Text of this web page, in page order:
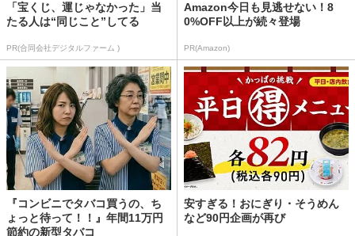
「宝くじ、運じゃなかった」当
たる人は“同じこと”してる
PR(合同会社デジタルファーム )
Amazon今日も見逃せない！8
0%OFF以上が続々登場
PR(Amazon)
『コンビニでタバコ買うの、ち
ょっと待って！！』年間11万円
節約の新型タバコ
安すぎる！おにぎり・そうめん
など90円企画が再び